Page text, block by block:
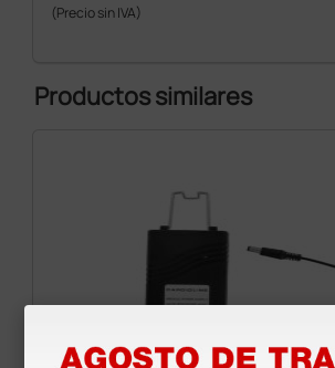
(Precio sin IVA)
Productos similares